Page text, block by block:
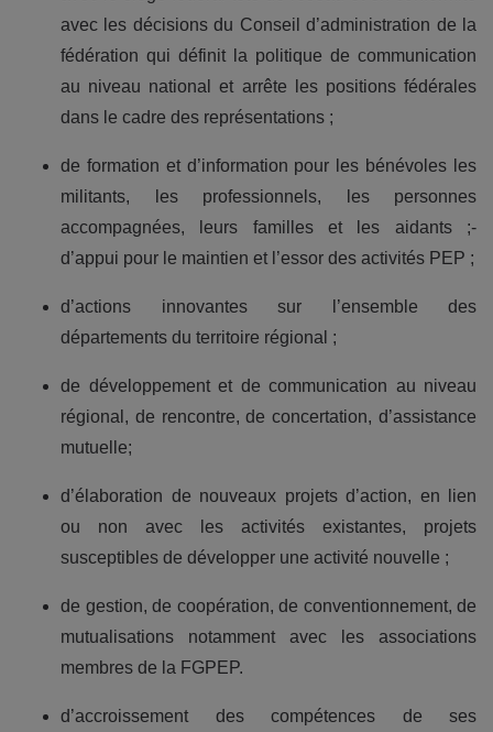
avec les décisions du Conseil d’administration de la
fédération qui définit la politique de communication
au niveau national et arrête les positions fédérales
dans le cadre des représentations ;
de formation et d’information pour les bénévoles les
militants, les professionnels, les personnes
accompagnées, leurs familles et les aidants ;-
d’appui pour le maintien et l’essor des activités PEP ;
d’actions innovantes sur l’ensemble des
départements du territoire régional ;
de développement et de communication au niveau
régional, de rencontre, de concertation, d’assistance
mutuelle;
d’élaboration de nouveaux projets d’action, en lien
ou non avec les activités existantes, projets
susceptibles de développer une activité nouvelle ;
de gestion, de coopération, de conventionnement, de
mutualisations notamment avec les associations
membres de la FGPEP.
d’accroissement des compétences de ses